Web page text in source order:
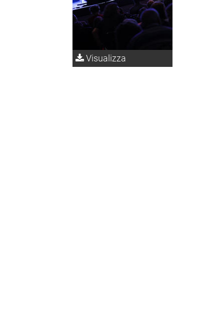
Visualizza